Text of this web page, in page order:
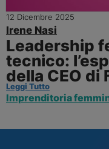
12 Dicembre 2025
Irene Nasi
Leadership
tecnico:
della CEO di
Leggi Tutto
Imprenditoria